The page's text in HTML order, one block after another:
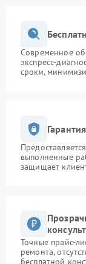
Современное
экспресс-
сроки,
выполненные
защищает
Точные прайс-
ремонта,
бесплатной